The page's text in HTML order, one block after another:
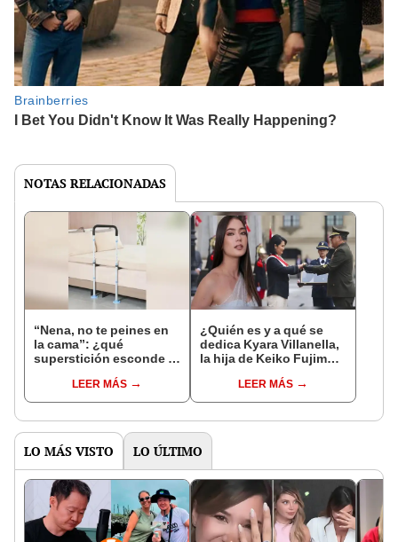
NOTAS RELACIONADAS
“Nena, no te peines en
la cama”: ¿qué
superstición esconde la
Enanitos Verdes?
LEER MÁS
¿Quién es y a qué se
dedica Kyara Villanella,
la hija de Keiko Fujimori
nivel nacional?
LEER MÁS
LO MÁS VISTO LO ÚLTIMO